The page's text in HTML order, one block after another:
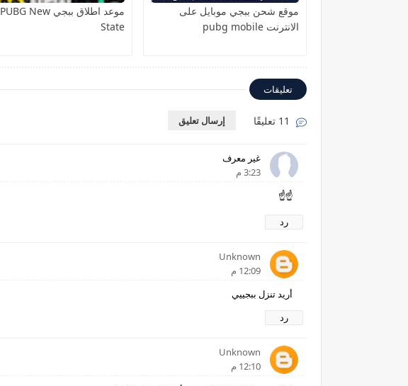
موقع شحن ببجي موبايل على
الانترنت pubg mobile
موعد اطلاق ببجي PUBG New
State
تعليقات
إرسال تعليق
غير معرف
3:23 م
☝☝
رد
Unknown
12:09 م
أريد تنزل ببجييي
رد
Unknown
12:10 م